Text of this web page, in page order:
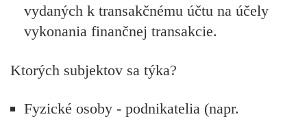
vydaných k transakčnému účtu na účely
vykonania finančnej transakcie.
Ktorých subjektov sa týka?
Fyzické osoby - podnikatelia (napr.